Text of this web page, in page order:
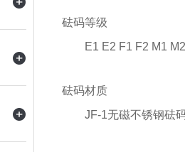
砝码等级
E1 E2 F1 F2 M1 M2
砝码材质
JF-1无磁不锈钢砝